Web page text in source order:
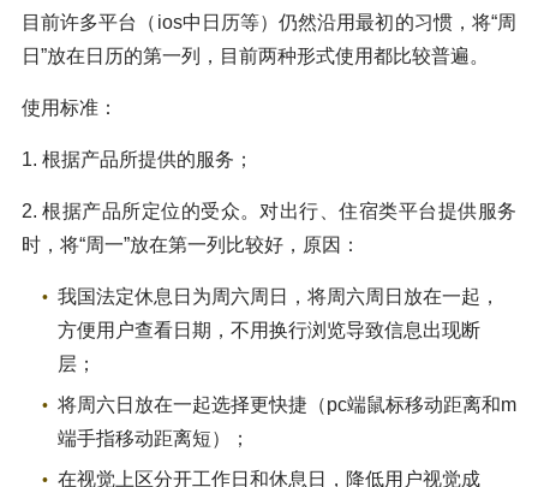
目前许多平台（ios中日历等）仍然沿用最初的习惯，将“周
日”放在日历的第一列，目前两种形式使用都比较普遍。
使用标准：
1. 根据产品所提供的服务；
2. 根据产品所定位的受众。对出行、住宿类平台提供服务
时，将“周一”放在第一列比较好，原因：
我国法定休息日为周六周日，将周六周日放在一起，
方便用户查看日期，不用换行浏览导致信息出现断
层；
将周六日放在一起选择更快捷（pc端鼠标移动距离和m
端手指移动距离短）；
在视觉上区分开工作日和休息日，降低用户视觉成